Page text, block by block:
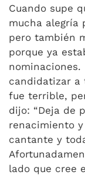
Cuando supe
mucha alegría
pero también
porque ya
nominaciones.
candidatizar a
fue terrible,
dijo: “Deja de
renacimiento
cantante y
lado que cree